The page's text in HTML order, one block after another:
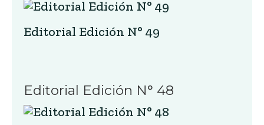
Editorial Edición N° 49
Editorial Edición N° 48